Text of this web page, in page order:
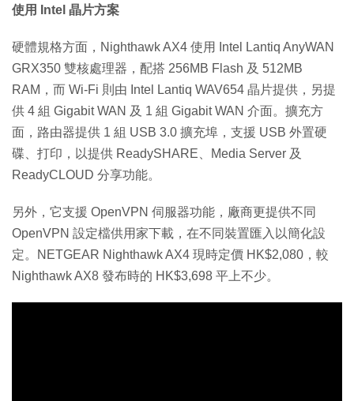
使用 Intel 晶片方案
硬體規格方面，Nighthawk AX4 使用 Intel Lantiq AnyWAN
GRX350 雙核處理器，配搭 256MB Flash 及 512MB
RAM，而 Wi-Fi 則由 Intel Lantiq WAV654 晶片提供，另提
供 4 組 Gigabit WAN 及 1 組 Gigabit WAN 介面。擴充方
面，路由器提供 1 組 USB 3.0 擴充埠，支援 USB 外置硬
碟、打印，以提供 ReadySHARE、Media Server 及
ReadyCLOUD 分享功能。
另外，它支援 OpenVPN 伺服器功能，廠商更提供不同
OpenVPN 設定檔供用家下載，在不同裝置匯入以簡化設
定。NETGEAR Nighthawk AX4 現時定價 HK$2,080，較
Nighthawk AX8 發布時的 HK$3,698 平上不少。